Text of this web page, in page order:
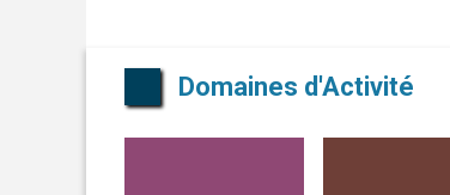
Domaines d'Activité